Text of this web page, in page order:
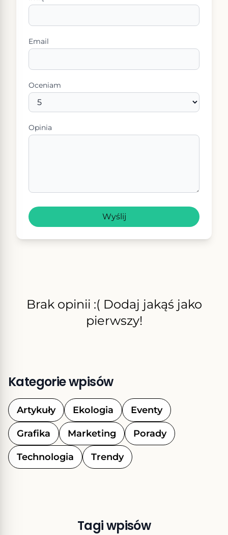
Email
Oceniam
Opinia
Wyślij
Brak opinii :( Dodaj jakąś jako
pierwszy!
Kategorie wpisów
Artykuły Ekologia Eventy
Grafika Marketing Porady
Technologia Trendy
Tagi wpisów